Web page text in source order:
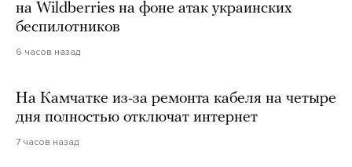
на Wildberries на фоне атак украинских
беспилотников
6 часов назад
На Камчатке из-за ремонта кабеля на четыре
дня полностью отключат интернет
7 часов назад